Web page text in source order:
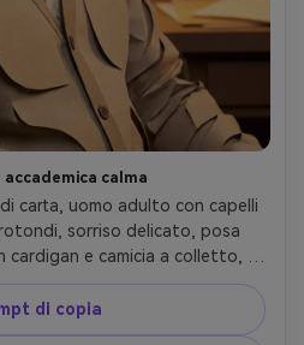
accademica calma
carta, uomo adulto con capelli
sorriso delicato, posa
cardigan e camicia a colletto,
a strati dietro di lui con spine
(nessun testo leggibile),
ombre di profondità
di copia